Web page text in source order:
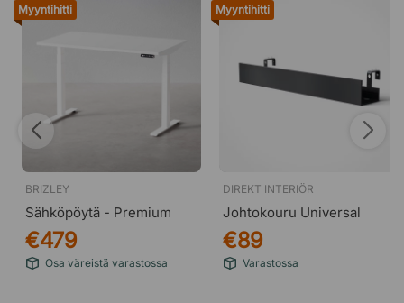
Myyntihitti
BRIZLEY
Sähköpöytä - Premium
€479
Osa väreistä varastossa
Myyntihitti
DIREKT INTERIÖR
Johtokouru Universal
€89
Varastossa